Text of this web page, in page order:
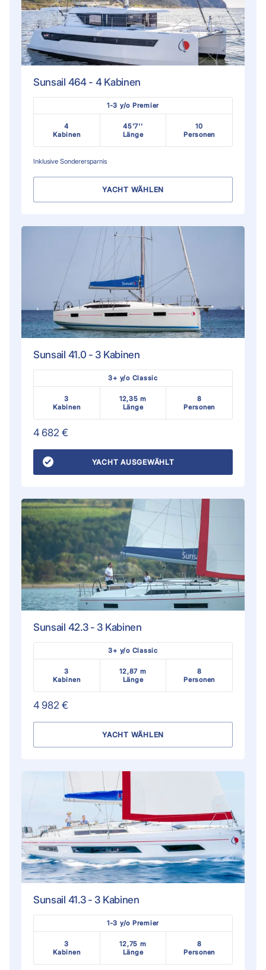
Sunsail 464 - 4 Kabinen
1-3 y/o Premier
4
Kabinen
45'7''
Länge
10
Personen
Inklusive Sonderersparnis
YACHT WÄHLEN
Sunsail 41.0 - 3 Kabinen
3+ y/o Classic
3
Kabinen
12,35 m
Länge
8
Personen
4 682 €
YACHT AUSGEWÄHLT
Sunsail 42.3 - 3 Kabinen
3+ y/o Classic
3
Kabinen
12,87 m
Länge
8
Personen
4 982 €
YACHT WÄHLEN
Sunsail 41.3 - 3 Kabinen
1-3 y/o Premier
3
Kabinen
12,75 m
Länge
8
Personen